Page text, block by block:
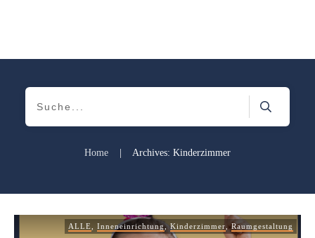
Home Archives: Kinderzimmer
ALLE Inneneinrichtung,Kinderzimmer ,Raumgestaltung